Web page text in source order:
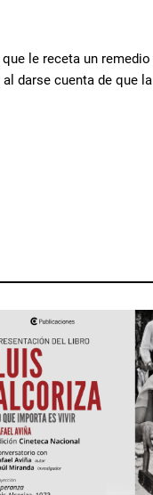
le receta un
darse cuenta de que